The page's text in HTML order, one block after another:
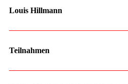
Louis Hillmann
Teilnahmen